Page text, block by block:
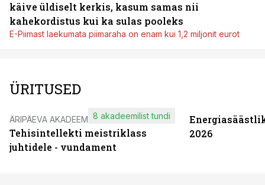
käive üldiselt kerkis, kasum samas nii
kahekordistus kui ka sulas pooleks
E-Piimast laekumata piimaraha on enam kui 1,2 miljonit eurot
ÜRITUSED
ÄRIPÄEVA AKADEEMIA
Tehisintellekti meistriklass
juhtidele - vundament
8 akadeemilist tundi
2026